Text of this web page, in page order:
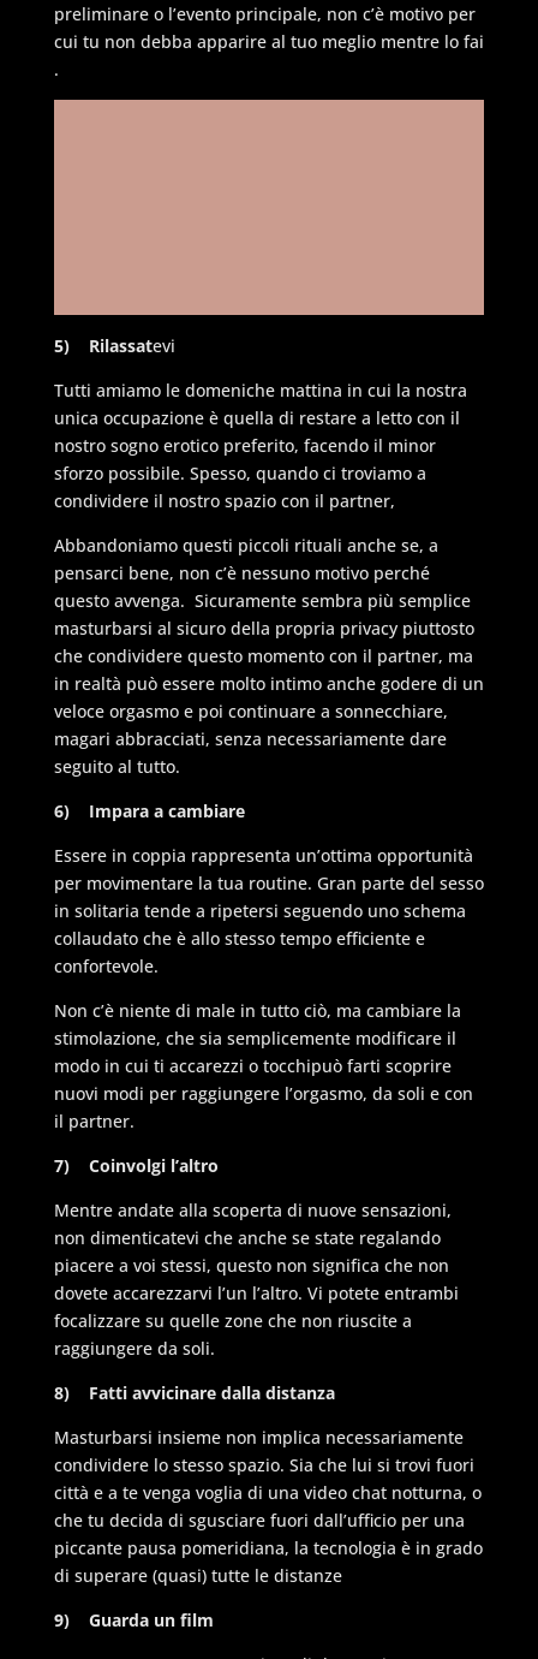
preliminare o l’evento principale, non c’è motivo per
cui tu non debba apparire al tuo meglio mentre lo fai
.
5) Rilassatevi
Tutti amiamo le domeniche mattina in cui la nostra
unica occupazione è quella di restare a letto con il
nostro sogno erotico preferito, facendo il minor
sforzo possibile. Spesso, quando ci troviamo a
condividere il nostro spazio con il partner,
Abbandoniamo questi piccoli rituali anche se, a
pensarci bene, non c’è nessuno motivo perché
questo avvenga. Sicuramente sembra più semplice
masturbarsi al sicuro della propria privacy piuttosto
che condividere questo momento con il partner, ma
in realtà può essere molto intimo anche godere di un
veloce orgasmo e poi continuare a sonnecchiare,
magari abbracciati, senza necessariamente dare
seguito al tutto.
6) Impara a cambiare
Essere in coppia rappresenta un’ottima opportunità
per movimentare la tua routine. Gran parte del sesso
in solitaria tende a ripetersi seguendo uno schema
collaudato che è allo stesso tempo efficiente e
confortevole.
Non c’è niente di male in tutto ciò, ma cambiare la
stimolazione, che sia semplicemente modificare il
modo in cui ti accarezzi o tocchipuò farti scoprire
nuovi modi per raggiungere l’orgasmo, da soli e con
il partner.
7) Coinvolgi l’altro
Mentre andate alla scoperta di nuove sensazioni,
non dimenticatevi che anche se state regalando
piacere a voi stessi, questo non significa che non
dovete accarezzarvi l’un l’altro. Vi potete entrambi
focalizzare su quelle zone che non riuscite a
raggiungere da soli.
8) Fatti avvicinare dalla distanza
Masturbarsi insieme non implica necessariamente
condividere lo stesso spazio. Sia che lui si trovi fuori
città e a te venga voglia di una video chat notturna, o
che tu decida di sgusciare fuori dall’ufficio per una
piccante pausa pomeridiana, la tecnologia è in grado
di superare (quasi) tutte le distanze
9) Guarda un film